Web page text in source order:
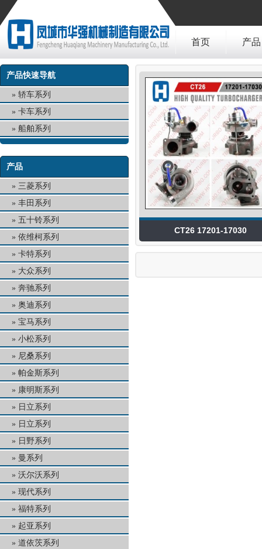
首页 产品
产品快速导航
轿车系列
卡车系列
船舶系列
产品
三菱系列
丰田系列
五十铃系列
依维柯系列
卡特系列
大众系列
奔驰系列
奥迪系列
宝马系列
小松系列
尼桑系列
帕金斯系列
康明斯系列
日立系列
日立系列
日野系列
曼系列
沃尔沃系列
现代系列
福特系列
起亚系列
道依茨系列
CT26 17201-17030